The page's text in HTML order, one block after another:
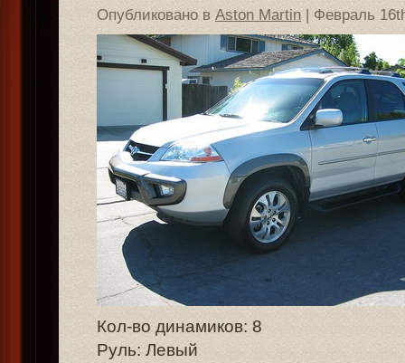
Опубликовано в Aston Martin | Февраль
Кол-во динамиков: 8
Руль: Левый